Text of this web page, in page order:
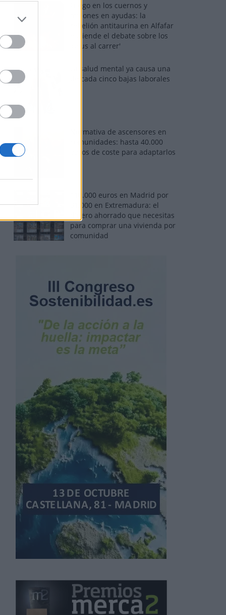
Fuego en los cuernos y
millones en ayudas: la
rebelión antitaurina en Alfafar
enciende el debate sobre los
'bous al carrer'
La salud mental ya causa una
de cada cinco bajas laborales
Normativa de ascensores en
comunidades: hasta 40.000
euros de coste para adaptarlos
110.000 euros en Madrid por
31.000 en Extremadura: el
dinero ahorrado que necesitas
para comprar una vivienda por
comunidad